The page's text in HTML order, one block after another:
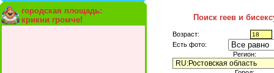
городская площадь:
крикни громче!
Поиск геев и
Возраст:
Есть фото:
Регион: